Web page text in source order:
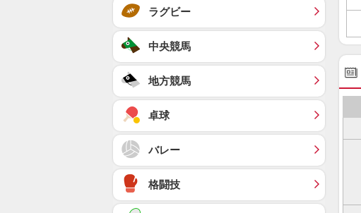
ラグビー
中央競馬
地方競馬
卓球
バレー
格闘技